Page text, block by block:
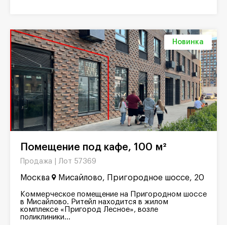
Новинка
Помещение под кафе, 100 м²
Продажа | Лот 57369
Москва Мисайлово, Пригородное шоссе, 20
Коммерческое помещение на Пригородном шоссе
в Мисайлово. Ритейл находится в жилом
комплексе «Пригород Лесное», возле
поликлиники...